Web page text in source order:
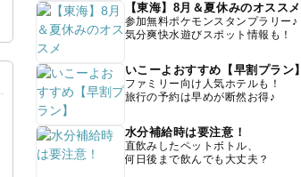
【東海】8月＆夏休みのオススメ
参加無料ポケモンスタンプラリー♪
気分爽快水遊びスポット情報も！
いこーよおすすめ【早割プラン】
ファミリー向け人気ホテルも！
旅行の予約は早めが断然お得♪
水分補給時は要注意！
直飲みしたペットボトル、
何日後まで飲んでも大丈夫？